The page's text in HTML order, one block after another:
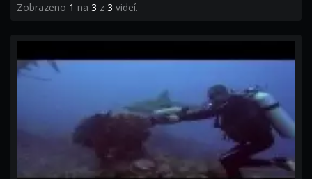
Zobrazeno 1 na 3 z 3 videí.